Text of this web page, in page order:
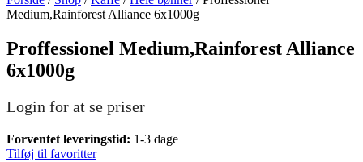
Medium,Rainforest Alliance 6x1000g
Proffessionel Medium,Rainforest Alliance
6x1000g
Login for at se priser
Forventet leveringstid: 1-3 dage
Tilføj til favoritter